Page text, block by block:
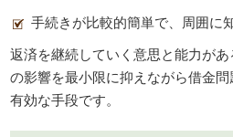
手続きが比較的簡単で、周囲に
返済を継続していく意思と能力が
の影響を最小限に抑えながら借金
有効な手段です。